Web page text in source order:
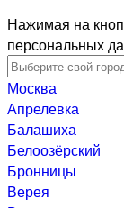
Нажимая на
персональных
Москва
Апрелевка
Балашиха
Белоозёрский
Бронницы
Верея